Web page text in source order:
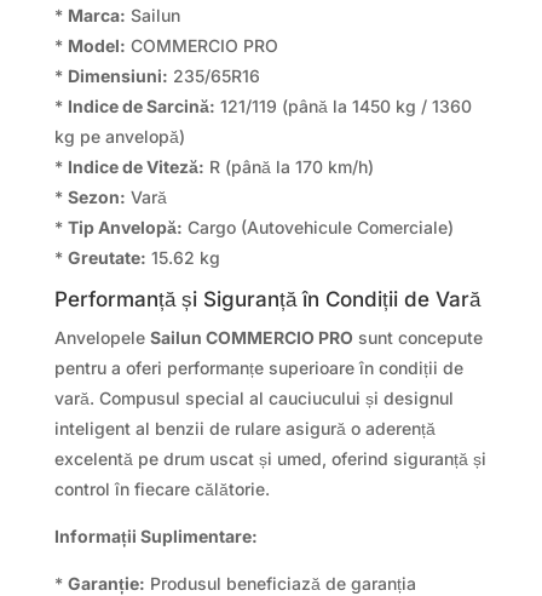
* Marca: Sailun
* Model: COMMERCIO PRO
* Dimensiuni: 235/65R16
* Indice de Sarcină: 121/119 (până la 1450 kg / 1360
kg pe anvelopă)
* Indice de Viteză: R (până la 170 km/h)
* Sezon: Vară
* Tip Anvelopă: Cargo (Autovehicule Comerciale)
* Greutate: 15.62 kg
Performanță și Siguranță în Condiții de Vară
Anvelopele Sailun COMMERCIO PRO sunt concepute
pentru a oferi performanțe superioare în condiții de
vară. Compusul special al cauciucului și designul
inteligent al benzii de rulare asigură o aderență
excelentă pe drum uscat și umed, oferind siguranță și
control în fiecare călătorie.
Informații Suplimentare:
* Garanție: Produsul beneficiază de garanția